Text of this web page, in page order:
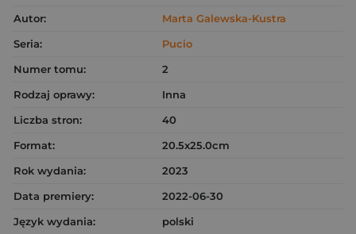
Autor:
Marta Galewska-Kustra
Seria:
Pucio
Numer tomu:
2
Rodzaj oprawy:
Inna
Liczba stron:
40
Format:
20.5x25.0cm
Rok wydania:
2023
Data premiery:
2022-06-30
Język wydania:
polski